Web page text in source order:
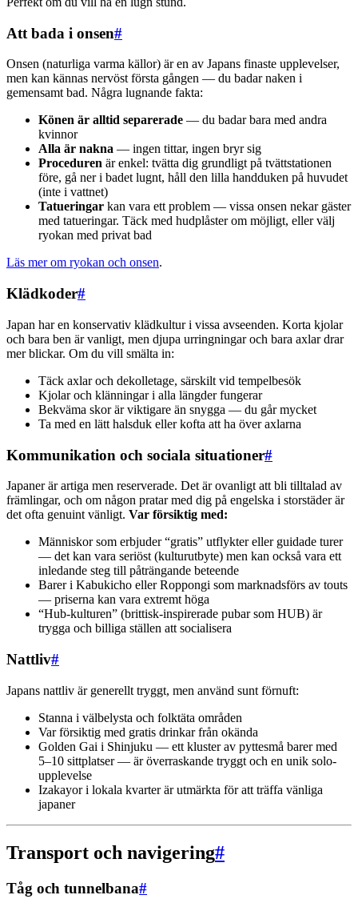
Att bada i onsen#
Onsen (naturliga varma källor) är en av Japans finaste upplevelser,
men kan kännas nervöst första gången — du badar naken i
gemensamt bad. Några lugnande fakta:
Könen är alltid separerade — du badar bara med andra
kvinnor
Alla är nakna — ingen tittar, ingen bryr sig
Proceduren är enkel: tvätta dig grundligt på tvättstationen
före, gå ner i badet lugnt, håll den lilla handduken på huvudet
(inte i vattnet)
Tatueringar kan vara ett problem — vissa onsen nekar gäster
med tatueringar. Täck med hudplåster om möjligt, eller välj
ryokan med privat bad
Läs mer om ryokan och onsen.
Klädkoder#
Japan har en konservativ klädkultur i vissa avseenden. Korta kjolar
och bara ben är vanligt, men djupa urringningar och bara axlar drar
mer blickar. Om du vill smälta in:
Täck axlar och dekolletage, särskilt vid tempelbesök
Kjolar och klänningar i alla längder fungerar
Bekväma skor är viktigare än snygga — du går mycket
Ta med en lätt halsduk eller kofta att ha över axlarna
Kommunikation och sociala situationer#
Japaner är artiga men reserverade. Det är ovanligt att bli tilltalad av
främlingar, och om någon pratar med dig på engelska i storstäder är
det ofta genuint vänligt. Var försiktig med:
Människor som erbjuder “gratis” utflykter eller guidade turer
— det kan vara seriöst (kulturutbyte) men kan också vara ett
inledande steg till påträngande beteende
Barer i Kabukicho eller Roppongi som marknadsförs av touts
— priserna kan vara extremt höga
“Hub-kulturen” (brittisk-inspirerade pubar som HUB) är
trygga och billiga ställen att socialisera
Nattliv#
Japans nattliv är generellt tryggt, men använd sunt förnuft:
Stanna i välbelysta och folktäta områden
Var försiktig med gratis drinkar från okända
Golden Gai i Shinjuku — ett kluster av pyttesmå barer med
5–10 sittplatser — är överraskande tryggt och en unik solo-
upplevelse
Izakayor i lokala kvarter är utmärkta för att träffa vänliga
japaner
Transport och navigering#
Tåg och tunnelbana#